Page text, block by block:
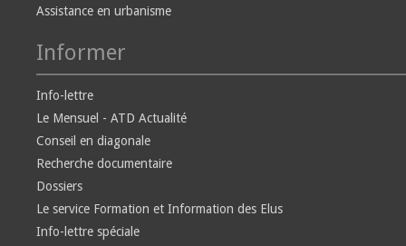
Assistance en urbanisme
Informer
Info-lettre
Le Mensuel - ATD Actualité
Conseil en diagonale
Recherche documentaire
Dossiers
Le service Formation et Information des Elus
Info-lettre spéciale